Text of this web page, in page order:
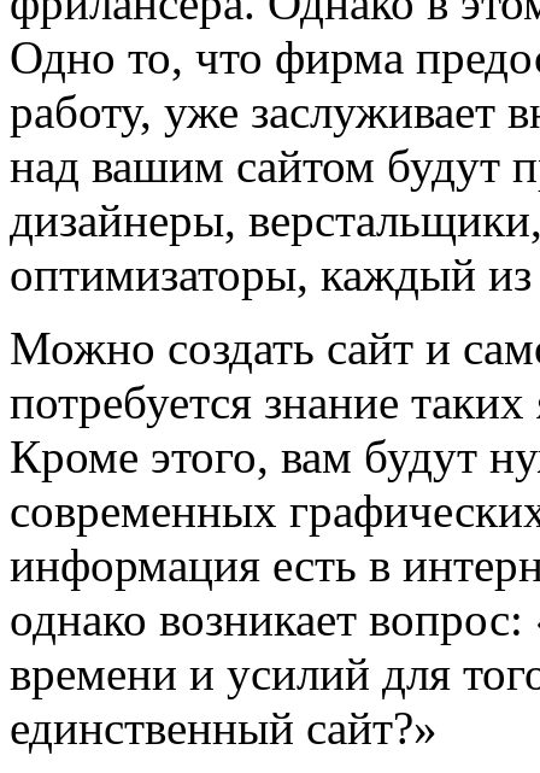
Одно то, что фирма
работу, уже заслуживает
над вашим сайтом будут
дизайнеры,
оптимизаторы, каждый из
Можно создать сайт и
потребуется знание
Кроме этого, вам будут
современных
информация есть в
однако возникает
времени и усилий для
единственный сайт?»